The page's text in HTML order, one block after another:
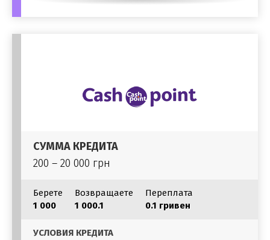
СУММА КРЕДИТА
200 – 20 000 грн
Берете
1 000
Возвращаете
1 000.1
Переплата
0.1 гривен
УСЛОВИЯ КРЕДИТА